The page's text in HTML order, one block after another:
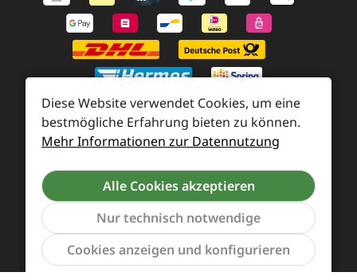
Zahlung und Versand
Widerrufsrecht und Rücksendung
Kontakt
Händleranfragen
Cookie-Voreinstellungen
Alle Preise inkl. gesetzl. Mehrwertsteuer zzgl.
Diese Website verwendet Cookies, um eine
bestmögliche Erfahrung bieten zu können.
Mehr Informationen zur Datennutzung
Alle Cookies akzeptieren
Nur technisch notwendige
Cookies anzeigen und konfigurieren